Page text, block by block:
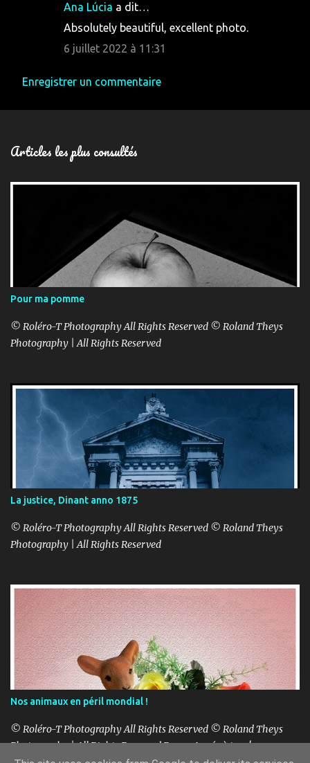
Ana Lúcia a dit…
Absolutely beautiful, excellent photo.
6 juillet 2022 à 11:31
Enregistrer un commentaire
Articles les plus consultés
Pour ma pomme
© Roléro-T Photography All Rights Reserved © Roland Theys
Photography | All Rights Reserved
La justice, Dinant anno 1875
© Roléro-T Photography All Rights Reserved © Roland Theys
Photography | All Rights Reserved
Nos animaux en péril mondial !
© Roléro-T Photography All Rights Reserved © Roland Theys
Photography | All Rights Reserved Bonne Année à tous!